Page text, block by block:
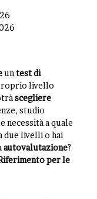
untest di
livello
scegliere
studio
necessità a quale
due livelli o hai
autovalutazione?
per le